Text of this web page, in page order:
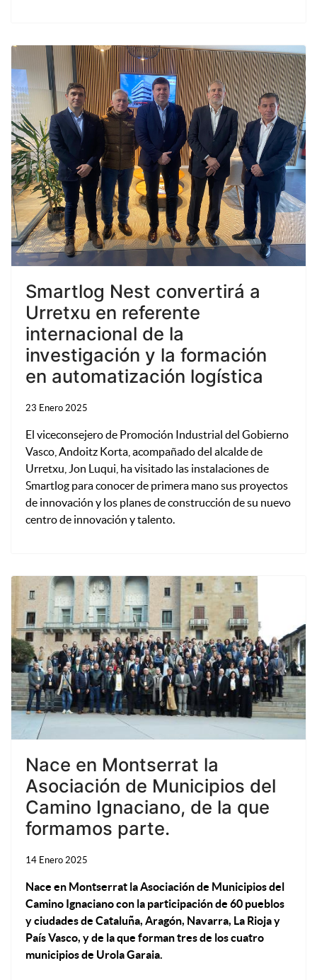
Smartlog Nest convertirá a
Urretxu en referente
internacional de la
investigación y la formación
en automatización logística
23 Enero 2025
El viceconsejero de Promoción Industrial del Gobierno
Vasco, Andoitz Korta, acompañado del alcalde de
Urretxu, Jon Luqui, ha visitado las instalaciones de
Smartlog para conocer de primera mano sus proyectos
de innovación y los planes de construcción de su nuevo
centro de innovación y talento.
Nace en Montserrat la
Asociación de Municipios del
Camino Ignaciano, de la que
formamos parte.
14 Enero 2025
Nace en Montserrat la Asociación de Municipios del
Camino Ignaciano con la participación de 60 pueblos
y ciudades de Cataluña, Aragón, Navarra, La Rioja y
País Vasco, y de la que forman tres de los cuatro
municipios de Urola Garaia.